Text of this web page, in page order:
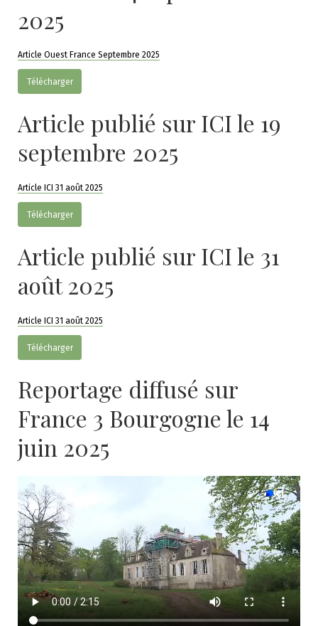
2025
Article Ouest France Septembre 2025
Télécharger
Article publié sur ICI le 19
septembre 2025
Article ICI 31 août 2025
Télécharger
Article publié sur ICI le 31
août 2025
Article ICI 31 août 2025
Télécharger
Reportage diffusé sur
France 3 Bourgogne le 14
juin 2025